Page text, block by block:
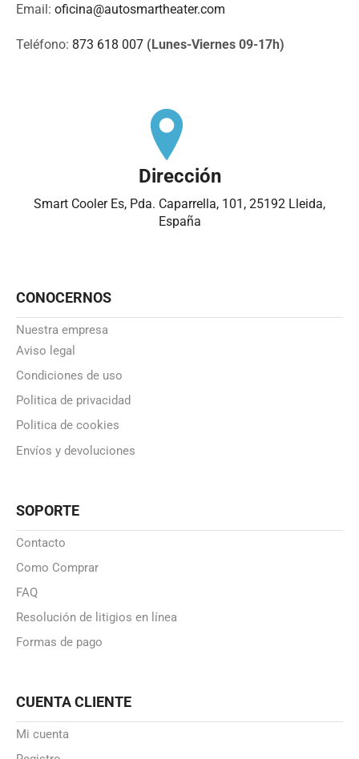
Email: oficina@autosmartheater.com
Teléfono: 873 618 007 (Lunes-Viernes 09-17h)
Dirección
Smart Cooler Es, Pda. Caparrella, 101, 25192 Lleida,
España
CONOCERNOS
Nuestra empresa
Aviso legal
Condiciones de uso
Politica de privacidad
Politica de cookies
Envíos y devoluciones
SOPORTE
Contacto
Como Comprar
FAQ
Resolución de litigios en línea
Formas de pago
CUENTA CLIENTE
Mi cuenta